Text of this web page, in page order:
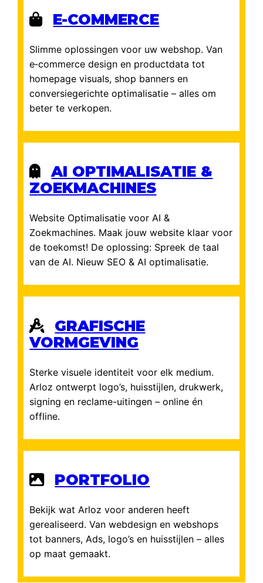
E-COMMERCE
Slimme oplossingen voor uw webshop. Van
e‑commerce design en productdata tot
homepage visuals, shop banners en
conversiegerichte optimalisatie – alles om
beter te verkopen.
AI OPTIMALISATIE &
ZOEKMACHINES
Website Optimalisatie voor AI &
Zoekmachines. Maak jouw website klaar voor
de toekomst! De oplossing: Spreek de taal
van de AI. Nieuw SEO & AI optimalisatie.
GRAFISCHE
VORMGEVING
Sterke visuele identiteit voor elk medium.
Arloz ontwerpt logo’s, huisstijlen, drukwerk,
signing en reclame-uitingen – online én
offline.
PORTFOLIO
Bekijk wat Arloz voor anderen heeft
gerealiseerd. Van webdesign en webshops
tot banners, Ads, logo’s en huisstijlen – alles
op maat gemaakt.